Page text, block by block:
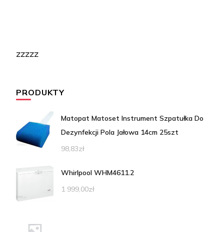
zzzzz
PRODUKTY
Matopat Matoset Instrument Szpatułka Do
Dezynfekcji Pola Jałowa 14cm 25szt
98,83zł
Whirlpool WHM4611.2
1 999,00zł